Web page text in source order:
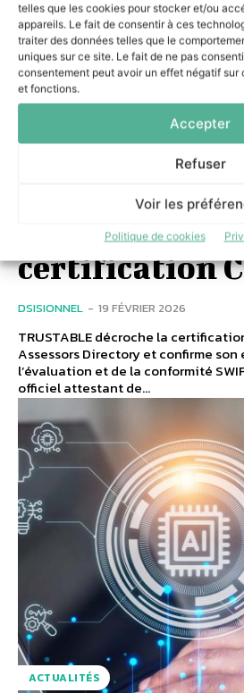
telles que les cookies pour stocker et/ou
appareils. Le fait de consentir à ces
traiter des données telles que le
uniques sur ce site. Le fait de ne pas
consentement peut avoir un effet négatif
et fonctions.
Accepter
Refuser
Voir les
Politique de cookies
TRUSTABLE
un cap avec la
certification
DSISIONNEL - 19 FÉVRIER 2026
TRUSTABLE décroche la
Assessors Directory et confirme
l’évaluation et de la conformité SWIFT. Un
officiel attestant de...
ACTUALITÉS